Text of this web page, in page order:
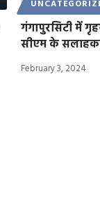
गंगापुरसिटी में
सीएम के
February 3, 2024